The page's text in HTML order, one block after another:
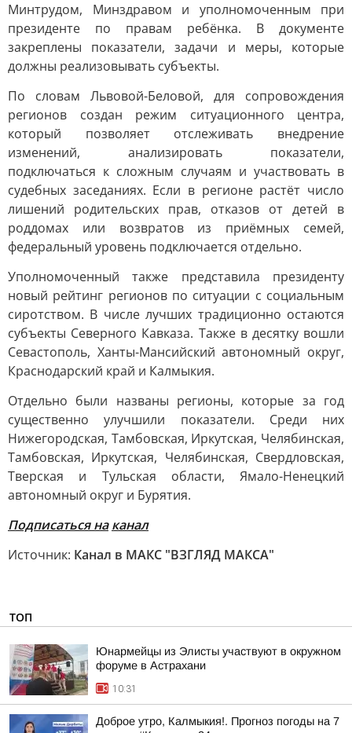
Минтрудом, Минздравом и уполномоченным при
президенте по правам ребёнка. В документе
закреплены показатели, задачи и меры, которые
должны реализовывать субъекты.
По словам Львовой-Беловой, для сопровождения
регионов создан режим ситуационного центра,
который позволяет отслеживать внедрение
изменений, анализировать показатели,
подключаться к сложным случаям и участвовать в
судебных заседаниях. Если в регионе растёт число
лишений родительских прав, отказов от детей в
роддомах или возвратов из приёмных семей,
федеральный уровень подключается отдельно.
Уполномоченный также представила президенту
новый рейтинг регионов по ситуации с социальным
сиротством. В числе лучших традиционно остаются
субъекты Северного Кавказа. Также в десятку вошли
Севастополь, Ханты-Мансийский автономный округ,
Краснодарский край и Калмыкия.
Отдельно были названы регионы, которые за год
существенно улучшили показатели. Среди них
Нижегородская, Тамбовская, Иркутская, Челябинская,
Тамбовская, Иркутская, Челябинская, Свердловская,
Тверская и Тульская области, Ямало-Ненецкий
автономный округ и Бурятия.
Подписаться на канал
Источник: Канал в МАКС "ВЗГЛЯД МАКСА"
ТОП
Юнармейцы из Элисты участвуют в окружном
форуме в Астрахани
10:31
Доброе утро, Калмыкия!. Прогноз погоды на 7